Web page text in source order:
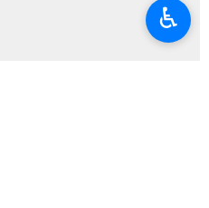
♿︎